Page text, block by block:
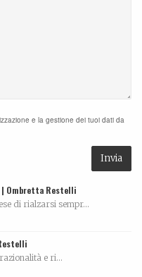
e la gestione dei tuoi dati da
Ombretta Restelli
di rialzarsi sempr...
e ri...